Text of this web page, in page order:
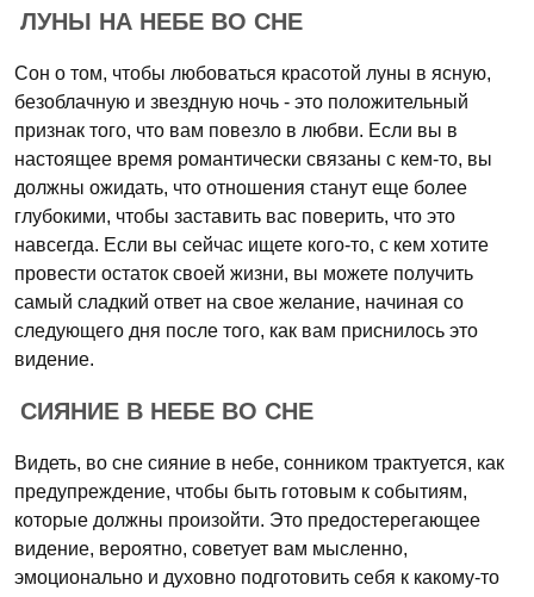
ЛУНЫ НА НЕБЕ ВО СНЕ
Сон о том, чтобы любоваться красотой луны в ясную,
безоблачную и звездную ночь - это положительный
признак того, что вам повезло в любви. Если вы в
настоящее время романтически связаны с кем-то, вы
должны ожидать, что отношения станут еще более
глубокими, чтобы заставить вас поверить, что это
навсегда. Если вы сейчас ищете кого-то, с кем хотите
провести остаток своей жизни, вы можете получить
самый сладкий ответ на свое желание, начиная со
следующего дня после того, как вам приснилось это
видение.
СИЯНИЕ В НЕБЕ ВО СНЕ
Видеть, во сне сияние в небе, сонником трактуется, как
предупреждение, чтобы быть готовым к событиям,
которые должны произойти. Это предостерегающее
видение, вероятно, советует вам мысленно,
эмоционально и духовно подготовить себя к какому-то